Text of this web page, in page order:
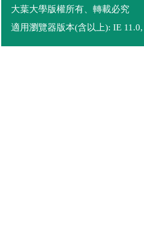
大葉大學版權所有、轉載必究
適用瀏覽器版本(含以上): IE